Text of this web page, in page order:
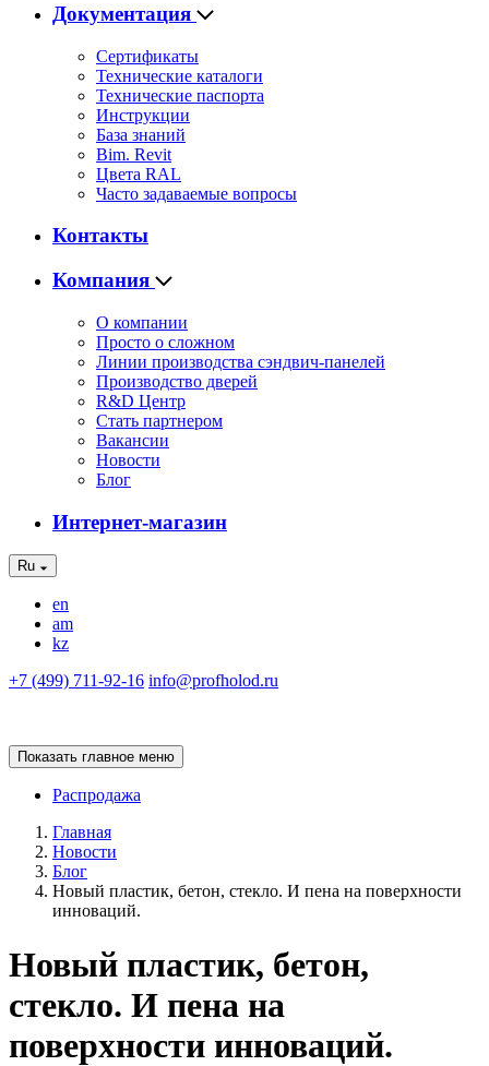
Документация
Сертификаты
Технические каталоги
Технические паспорта
Инструкции
База знаний
Bim. Revit
Цвета RAL
Часто задаваемые вопросы
Контакты
Компания
О компании
Просто о сложном
Линии производства сэндвич-панелей
Производство дверей
R&D Центр
Стать партнером
Вакансии
Новости
Блог
Интернет-магазин
Ru
en
am
kz
+7 (499) 711-92-16 info@profholod.ru
Показать главное меню
Распродажа
Главная
Новости
Блог
Новый пластик, бетон, стекло. И пена на поверхности
инноваций.
Новый пластик, бетон,
стекло. И пена на
поверхности инноваций.